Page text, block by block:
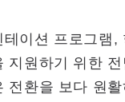
이션 프로그램,
지원하기 위한
전환을 보다 원